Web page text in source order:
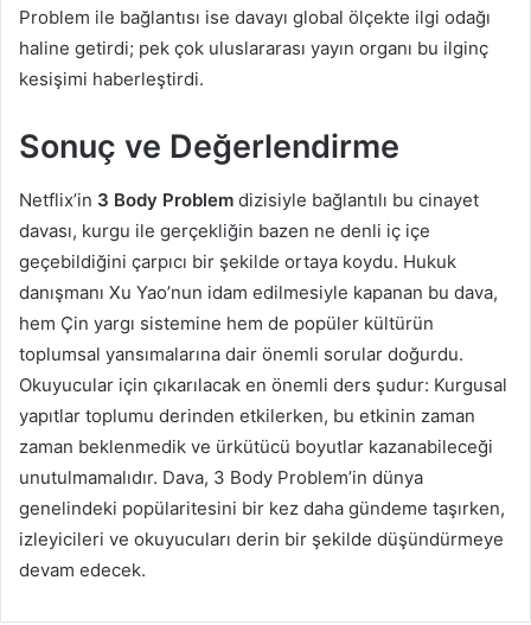
Problem ile bağlantısı ise davayı global ölçekte ilgi odağı
haline getirdi; pek çok uluslararası yayın organı bu ilginç
kesişimi haberleştirdi.
Sonuç ve Değerlendirme
Netflix’in 3 Body Problem dizisiyle bağlantılı bu cinayet
davası, kurgu ile gerçekliğin bazen ne denli iç içe
geçebildiğini çarpıcı bir şekilde ortaya koydu. Hukuk
danışmanı Xu Yao’nun idam edilmesiyle kapanan bu dava,
hem Çin yargı sistemine hem de popüler kültürün
toplumsal yansımalarına dair önemli sorular doğurdu.
Okuyucular için çıkarılacak en önemli ders şudur: Kurgusal
yapıtlar toplumu derinden etkilerken, bu etkinin zaman
zaman beklenmedik ve ürkütücü boyutlar kazanabileceği
unutulmamalıdır. Dava, 3 Body Problem’in dünya
genelindeki popülaritesini bir kez daha gündeme taşırken,
izleyicileri ve okuyucuları derin bir şekilde düşündürmeye
devam edecek.